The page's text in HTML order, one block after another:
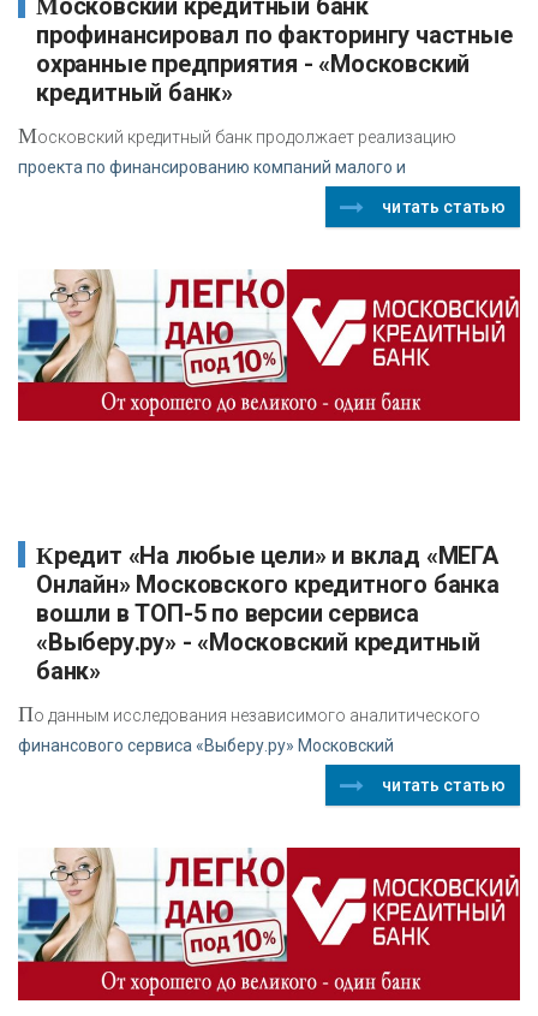
Московский кредитный банк
профинансировал по факторингу частные
охранные предприятия - «Московский
кредитный банк»
Московский кредитный банк продолжает реализацию
проекта по финансированию компаний малого и
читать статью
Кредит «На любые цели» и вклад «МЕГА
Онлайн» Московского кредитного банка
вошли в ТОП-5 по версии сервиса
«Выберу.ру» - «Московский кредитный
банк»
По данным исследования независимого аналитического
финансового сервиса «Выберу.ру» Московский
читать статью